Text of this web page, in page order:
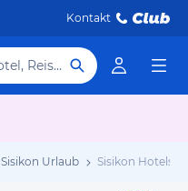
Kontakt
Hotel, Reiseziel
Sisikon Urlaub Sisikon Hotels